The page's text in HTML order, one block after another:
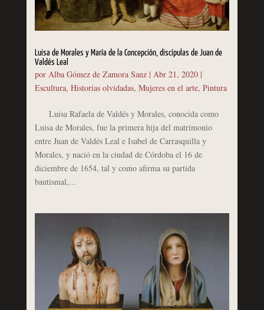
Luisa de Morales y María de la Concepción, discípulas de Juan de
Valdés Leal
por Alba Gómez de Zamora Sanz| Abr 21, 2020|
Escultura, Historias olvidadas, Mujeres en el arte, Pintura
Luisa Rafaela de Valdés y Morales, conocida como
Luisa de Morales, fue la primera hija del matrimonio
entre Juan de Valdés Leal e Isabel de Carrasquilla y
Morales, y nació en la ciudad de Córdoba el 16 de
diciembre de 1654, tal y como afirma su partida
bautismal,...